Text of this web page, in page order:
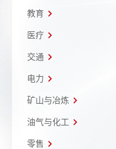
教育
医疗
交通
电力
矿山与冶炼
油气与化工
零售